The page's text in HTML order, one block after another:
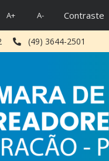
A+ A- Contraste
(49) 3644-2501